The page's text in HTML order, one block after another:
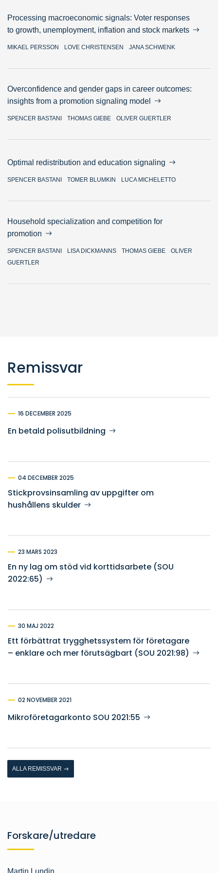
Processing macroeconomic signals: Voter responses
to growth, unemployment, inflation and stock markets
MIKAEL PERSSON LOVE CHRISTENSEN JANA SCHWENK
Overconfidence and gender gaps in career outcomes:
insights from a promotion signaling model
SPENCER BASTANI THOMAS GIEBE OLIVER GUERTLER
Optimal redistribution and education signaling
SPENCER BASTANI TOMER BLUMKIN LUCA MICHELETTO
Household specialization and competition for
promotion
SPENCER BASTANI LISA DICKMANNS THOMAS GIEBE
OLIVER
GUERTLER
Remissvar
16 DECEMBER 2025
En betald polisutbildning
04 DECEMBER 2025
Stickprovsinsamling av uppgifter om
hushållens skulder
23 MARS 2023
En ny lag om stöd vid korttidsarbete (SOU
2022:65)
30 MAJ 2022
Ett förbättrat trygghetssystem för företagare
– enklare och mer förutsägbart (SOU 2021:98)
02 NOVEMBER 2021
Mikroföretagarkonto SOU 2021:55
ALLA REMISSVAR
Forskare/utredare
Martin Lundin